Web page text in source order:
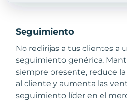
Seguimiento
No redirijas a tus clientes a
seguimiento genérica.
siempre presente, reduce
al cliente y aumenta las
seguimiento líder en el